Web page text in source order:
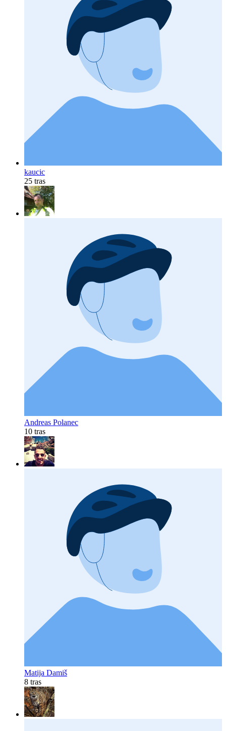
kaucic
25 tras
Andreas Polanec
10 tras
Matija Damiš
8 tras